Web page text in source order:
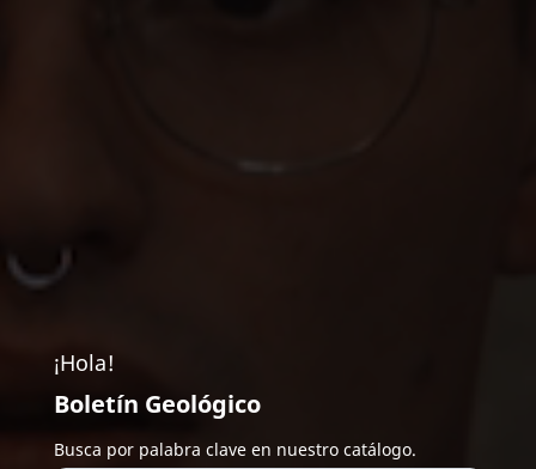
¡Hola!
Boletín Geológico
Busca por palabra clave en nuestro catálogo.